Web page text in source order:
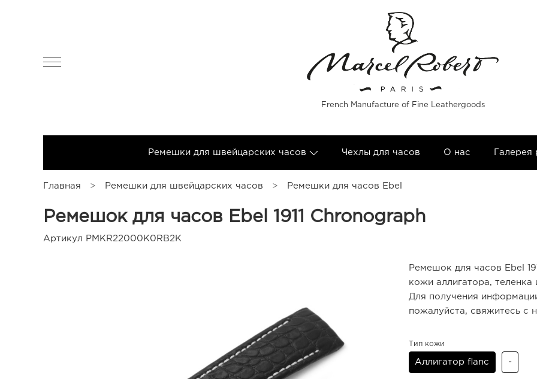
French Manufacture of Fine Leathergoods
Ремешки для швейцарских часов Чехлы для часов О нас
Главная Ремешки для швейцарских часов Ремешки для часов Ebel
Ремешок для часов Ebel 1911 Chronograph
Артикул PMKR22000K0RB2K
Ремешок для часов Ebel
кожи аллигатора,
Для получения
пожалуйста, свяжитесь с
Тип кожи
Аллигатор flanc -
Чехлы для часов